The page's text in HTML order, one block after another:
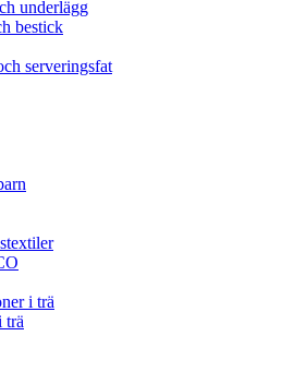
underlägg
bestick
serveringsfat
i trä
trä